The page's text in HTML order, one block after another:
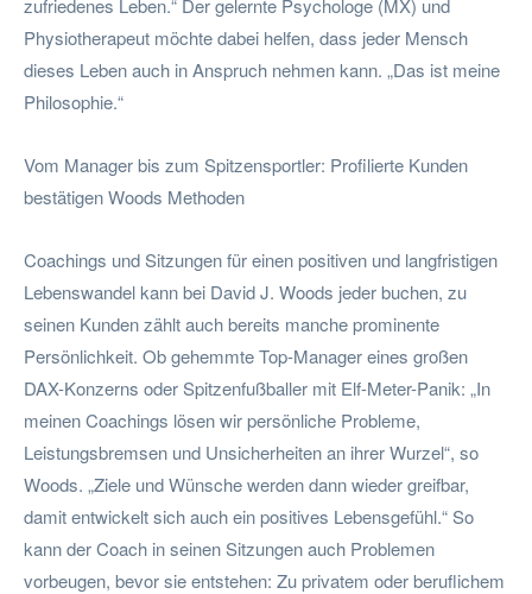
zufriedenes Leben.“ Der gelernte Psychologe (MX) und
Physiotherapeut möchte dabei helfen, dass jeder Mensch
dieses Leben auch in Anspruch nehmen kann. „Das ist meine
Philosophie.“
Vom Manager bis zum Spitzensportler: Profilierte Kunden
bestätigen Woods Methoden
Coachings und Sitzungen für einen positiven und langfristigen
Lebenswandel kann bei David J. Woods jeder buchen, zu
seinen Kunden zählt auch bereits manche prominente
Persönlichkeit. Ob gehemmte Top-Manager eines großen
DAX-Konzerns oder Spitzenfußballer mit Elf-Meter-Panik: „In
meinen Coachings lösen wir persönliche Probleme,
Leistungsbremsen und Unsicherheiten an ihrer Wurzel“, so
Woods. „Ziele und Wünsche werden dann wieder greifbar,
damit entwickelt sich auch ein positives Lebensgefühl.“ So
kann der Coach in seinen Sitzungen auch Problemen
vorbeugen, bevor sie entstehen: Zu privatem oder beruflichem